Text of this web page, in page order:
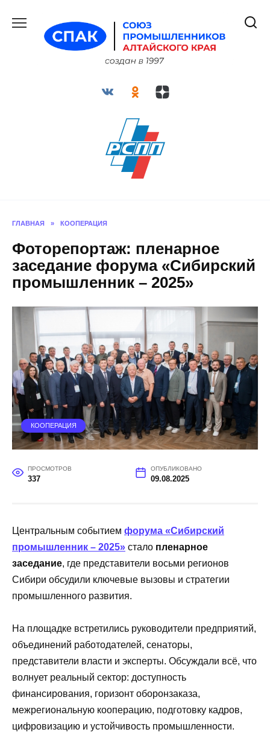
содержанию
ГЛАВНАЯ » КООПЕРАЦИЯ
Фоторепортаж: пленарное
заседание форума «Сибирский
промышленник – 2025»
КООПЕРАЦИЯ
ПРОСМОТРОВ
337
ОПУБЛИКОВАНО
09.08.2025
Центральным событием форума «Сибирский
промышленник – 2025» стало пленарное
заседание, где представители восьми регионов
Сибири обсудили ключевые вызовы и стратегии
промышленного развития.
На площадке встретились руководители предприятий,
объединений работодателей, сенаторы,
представители власти и эксперты. Обсуждали всё, что
волнует реальный сектор: доступность
финансирования, горизонт оборонзаказа,
межрегиональную кооперацию, подготовку кадров,
цифровизацию и устойчивость промышленности.